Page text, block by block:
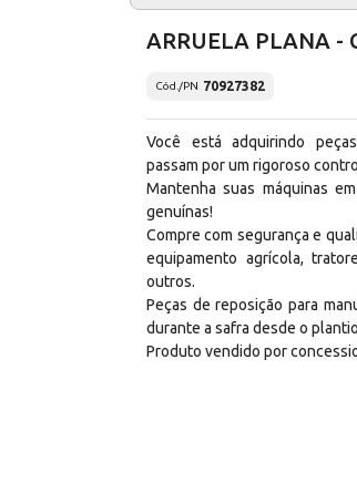
ARRUELA PLANA -
Cód./PN 70927382
Você está adquirindo
passam por um rigoroso
Mantenha suas máquinas
genuínas!
Compre com segurança e
equipamento agrícola,
outros.
Peças de reposição para
durante a safra desde o
Produto vendido por